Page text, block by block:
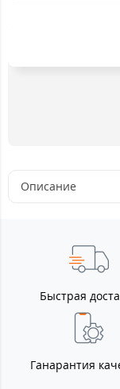
Описание
Быстрая
Ганарантия